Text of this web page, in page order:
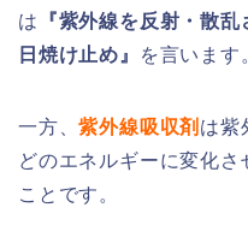
は
『紫外線を反射・散
日焼け止め』
を言います
一方、紫外線吸収剤 は紫
どのエネルギーに変化
ことです。